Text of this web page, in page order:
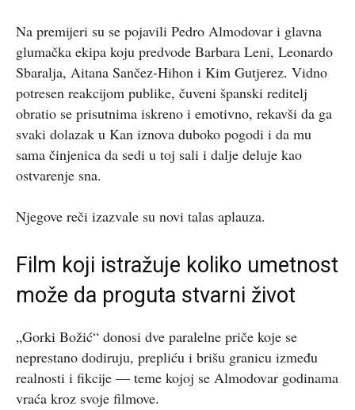
Na premijeri su se pojavili Pedro Almodovar i glavna
glumačka ekipa koju predvode Barbara Leni, Leonardo
Sbaralja, Aitana Sančez-Hihon i Kim Gutjerez. Vidno
potresen reakcijom publike, čuveni španski reditelj
obratio se prisutnima iskreno i emotivno, rekavši da ga
svaki dolazak u Kan iznova duboko pogodi i da mu
sama činjenica da sedi u toj sali i dalje deluje kao
ostvarenje sna.
Njegove reči izazvale su novi talas aplauza.
Film koji istražuje koliko umetnost
može da proguta stvarni život
„Gorki Božić“ donosi dve paralelne priče koje se
neprestano dodiruju, prepliću i brišu granicu između
realnosti i fikcije — teme kojoj se Almodovar godinama
vraća kroz svoje filmove.